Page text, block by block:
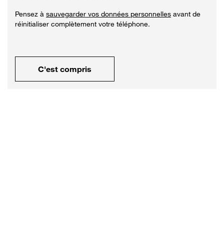
Pensez à sauvegarder vos données personnelles avant de
réinitialiser complètement votre téléphone.
C'est compris